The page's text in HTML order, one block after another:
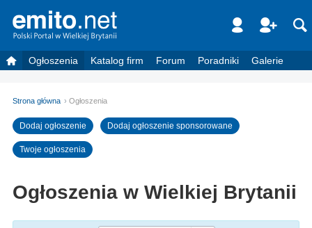
Ogłoszenia Katalog firm Forum Poradniki Galerie
Strona główna Ogłoszenia
Dodaj ogłoszenie Dodaj ogłoszenie sponsorowane
Twoje ogłoszenia
Ogłoszenia w Wielkiej Brytanii